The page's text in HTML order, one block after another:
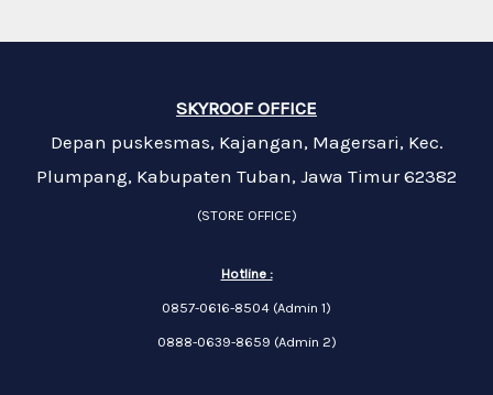
SKYROOF OFFICE
Depan puskesmas, Kajangan, Magersari, Kec.
Plumpang, Kabupaten Tuban, Jawa Timur 62382
(STORE OFFICE)
Hotline :
0857-0616-8504 (Admin 1)
0888-0639-8659 (Admin 2)